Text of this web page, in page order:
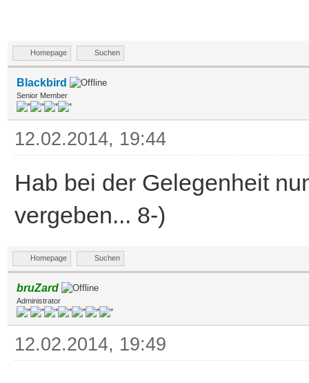
Homepage Suchen
Blackbird
Senior Member
12.02.2014, 19:44
Hab bei der Gelegenheit
vergeben... 8-)
Homepage Suchen
bruZard
Administrator
12.02.2014, 19:49